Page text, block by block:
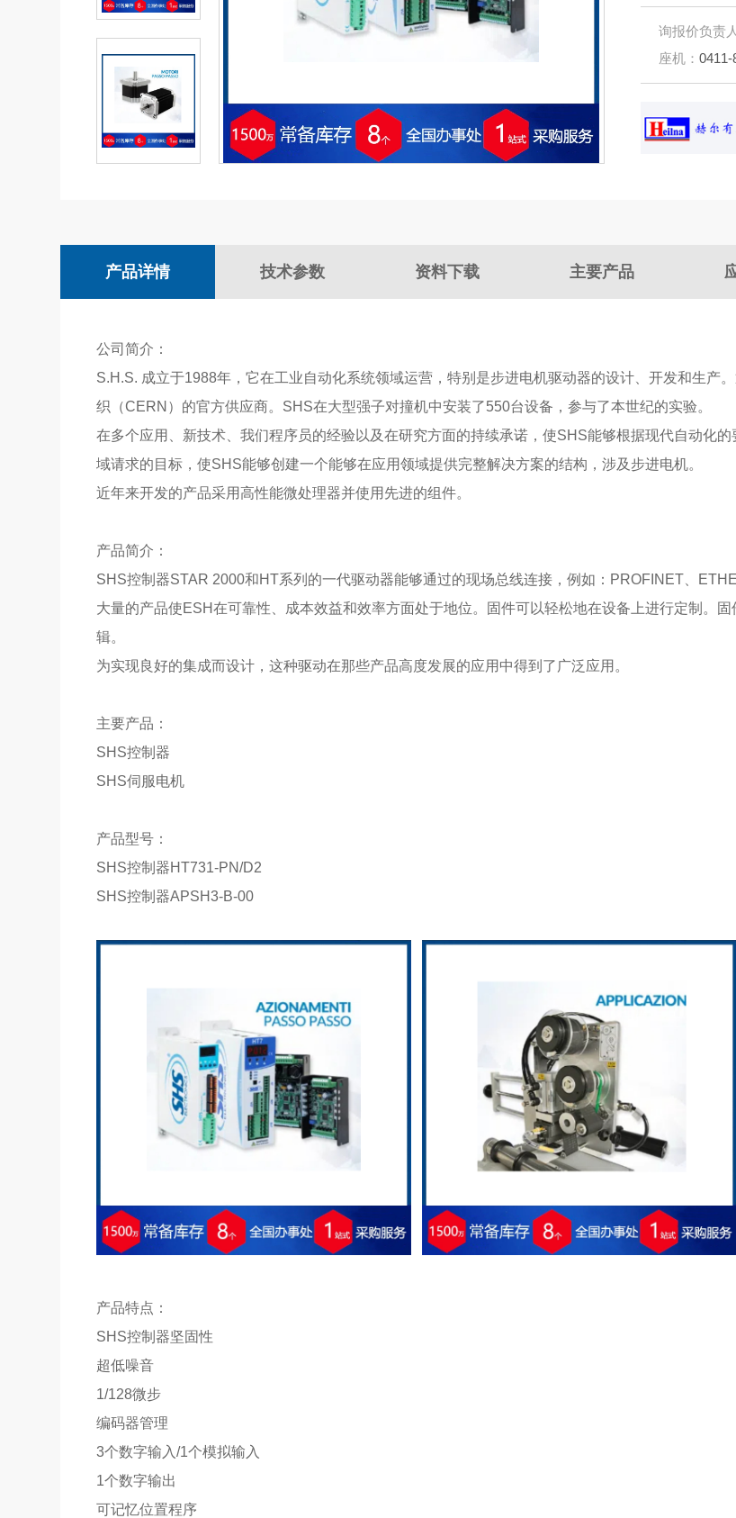
步进电机开
询报价负责
座机： 0411-
产品详情 技术参数 资料下载 主要产品
公司简介：
S.H.S. 成立于1988年，它在工业自动化系统领域运营，特别是步进电机驱动器的设计、开发和生产
织（CERN）的官方供应商。SHS在大型强子对撞机中安装了550台设备，参与了本世纪的实验。
在多个应用、新技术、我们程序员的经验以及在研究方面的持续承诺，使SHS能够根据现代自动化
域请求的目标，使SHS能够创建一个能够在应用领域提供完整解决方案的结构，涉及步进电机。
近年来开发的产品采用高性能微处理器并使用先进的组件。
产品简介：
SHS控制器STAR 2000和HT系列的一代驱动器能够通过的现场总线连接，例如：PROFINET、
大量的产品使ESH在可靠性、成本效益和效率方面处于地位。固件可以轻松地在设备上进行定制。
辑。
为实现良好的集成而设计，这种驱动在那些产品高度发展的应用中得到了广泛应用。
主要产品：
SHS控制器
SHS伺服电机
产品型号：
SHS控制器HT731-PN/D2
SHS控制器APSH3-B-00
产品特点：
SHS控制器坚固性
超低噪音
1/128微步
编码器管理
3个数字输入/1个模拟输入
1个数字输出
可记忆位置程序